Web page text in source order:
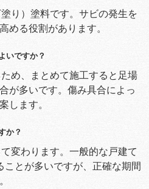
り）塗料です。サビの発生を
める役割があります。
いですか？
め、まとめて施工すると足場
が多いです。傷み具合によっ
します。
か？
変わります。一般的な戸建て
ことが多いですが、正確な期間